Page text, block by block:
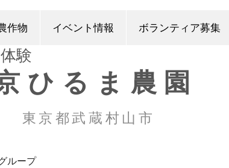
作物 イベント情報 ボランティア募集
験
ひるま農園
東京都武蔵村山市
ループ